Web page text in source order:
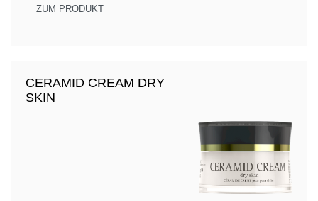
ZUM PRODUKT
CERAMID CREAM DRY
SKIN